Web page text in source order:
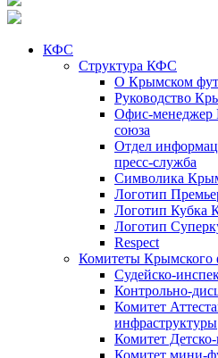
КФС
Структура КФС
О Крымском
Руководство
Офис-менеджер
союза
Отдел
пресс-служба
Символика
Логотип
Логотип Кубка
Логотип
Respect
Комитеты Крымского
Судейско-
Контрольно-
Комитет
инфраструктуры
Комитет
Комитет мини-